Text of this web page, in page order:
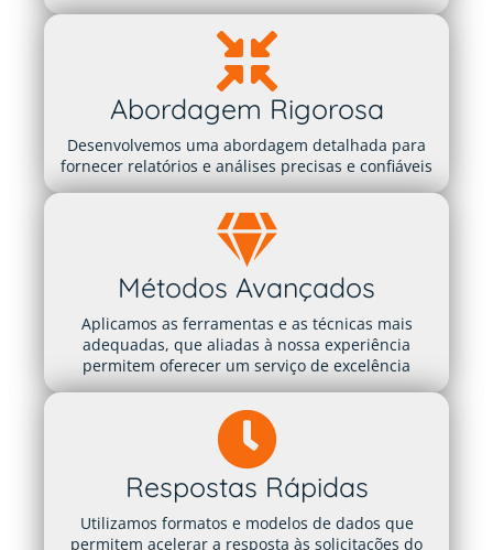
Abordagem Rigorosa
Desenvolvemos uma abordagem detalhada para
fornecer relatórios e análises precisas e confiáveis
Métodos Avançados
Aplicamos as ferramentas e as técnicas mais
adequadas, que aliadas à nossa experiência
permitem oferecer um serviço de excelência
Respostas Rápidas
Utilizamos formatos e modelos de dados que
permitem acelerar a resposta às solicitações do